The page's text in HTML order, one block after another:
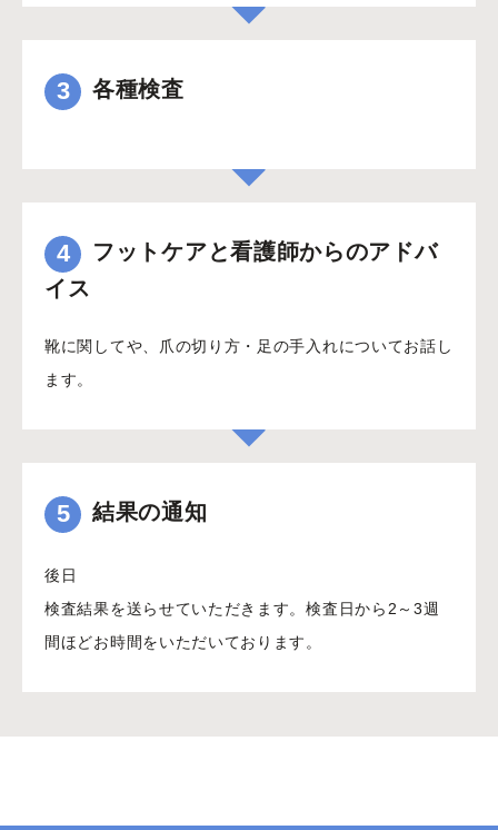
3 各種検査
4
フットケアと看護師からのアドバ
イス
靴に関してや、爪の切り方・足の手入れについてお話し
ます。
5 結果の通知
後日
検査結果を送らせていただきます。検査日から2～3週
間ほどお時間をいただいております。